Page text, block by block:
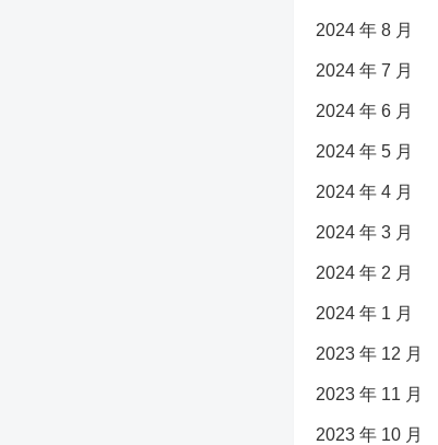
2024 年 8 月
2024 年 7 月
2024 年 6 月
2024 年 5 月
2024 年 4 月
2024 年 3 月
2024 年 2 月
2024 年 1 月
2023 年 12 月
2023 年 11 月
2023 年 10 月